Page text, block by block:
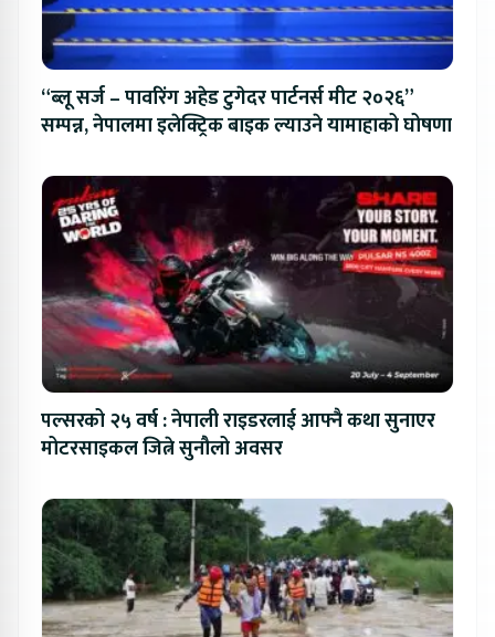
“ब्लू सर्ज – पावरिंग अहेड टुगेदर पार्टनर्स मीट २०२६”
सम्पन्न, नेपालमा इलेक्ट्रिक बाइक ल्याउने यामाहाको घोषणा
पल्सरको २५ वर्ष : नेपाली राइडरलाई आफ्नै कथा सुनाएर
मोटरसाइकल जित्ने सुनौलो अवसर